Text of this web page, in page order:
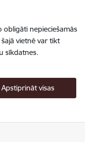
obligāti nepieciešamās
vietnē var tikt
sīkdatnes.
Apstiprināt visas